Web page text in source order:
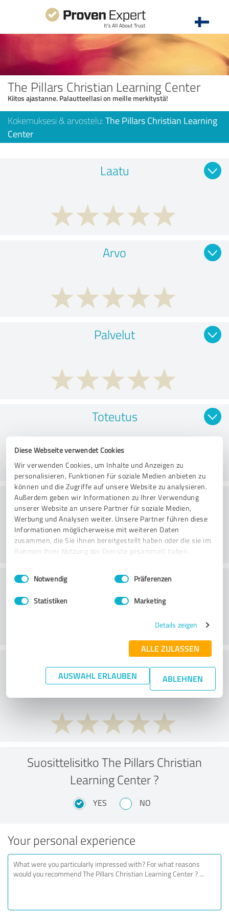
Diese Webseite verwendet Cookies
Wir verwenden Cookies, um Inhalte und Anzeigen zu
personalisieren, Funktionen für soziale Medien anbieten zu
können und die Zugriffe auf unsere Website zu analysieren.
Außerdem geben wir Informationen zu Ihrer Verwendung
unserer Website an unsere Partner für soziale Medien,
Werbung und Analysen weiter. Unsere Partner führen diese
Informationen möglicherweise mit weiteren Daten
zusammen, die Sie ihnen bereitgestellt haben oder die sie im
Rahmen Ihrer Nutzung der Dienste gesammelt haben.
Impressum Datenschutzbestimmungen
Einwilligungsauswahl
Notwendig Präferenzen
Statistiken Marketing
Details zeigen
ALLE ZULASSEN
AUSWAHL ERLAUBEN ABLEHNEN
The Pillars Christian Learning Center
Kiitos ajastanne. Palautteellasi on meille merkitystä!
Kokemuksesi & arvostelu: The Pillars Christian Learning
Center
Laatu
Arvo
Palvelut
Toteutus
Konsultointi
Asiakaspalvelu
What do you think of the price to
performance ratio?
Suosittelisitko The Pillars Christian
Learning Center ?
YES NO
Your personal experience